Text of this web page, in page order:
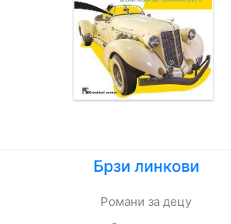
Брзи линкови
Романи за децу